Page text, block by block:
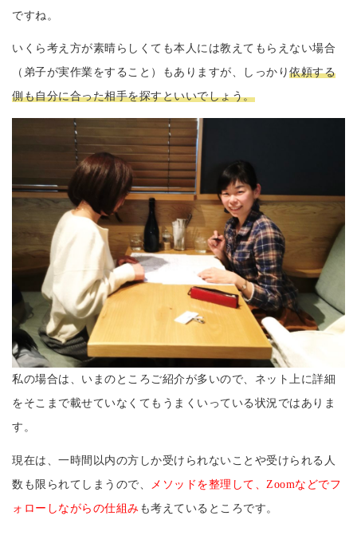
ですね。
いくら考え方が素晴らしくても本人には教えてもらえない場合
（弟子が実作業をすること）もありますが、しっかり 依頼する
側も自分に合った相手を探すといいでしょう。
私の場合は、いまのところご紹介が多いので、ネット上に詳細
をそこまで載せていなくてもうまくいっている状況ではありま
す。
現在は、一時間以内の方しか受けられないことや受けられる人
数も限られてしまうので、
メソッドを整理して、Zoomなどでフ
ォローしながらの仕組み も考えているところです。